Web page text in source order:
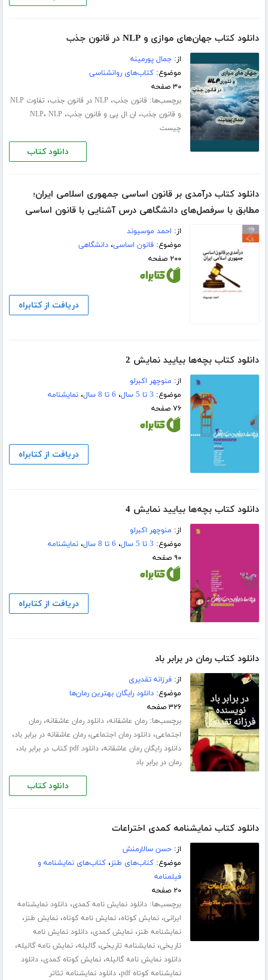
دانلود کتاب جهان‌های موازی و NLP در قانون جذب
از:جمال پورمینه
موضوع:کتاب‌های روانشناسی
۳۰ صفحه
برچسب‌ها: قانون جذب، NLP در قانون جذب ،
تفاوت NLP
و قانون جذب، ان ال پی و قانون جذب، NLP، NLP
چیست
دانلود کتاب
دانلود کتاب درآمدی بر قانون اساسی جمهوری اسلامی ایران؛
مطابق با سرفصل‌های دانشگاهی درس آشنایی با قانون اساسی
از: احمد موسیوند
موضوع:قانون اساسی،دانشگاهی
۲۰۰ صفحه
دریافت از کتابراه
دانلود کتاب بچه‌ها بیایید نمایش 2
از: منوچهر اکبرلو
موضوع: 3 تا 5 سال ، 6 تا 8 سال ،نمایشنامه
۷۶ صفحه
دریافت از کتابراه
دانلود کتاب بچه‌ها بیایید نمایش 4
از: منوچهر اکبرلو
موضوع: 3 تا 5 سال ، 6 تا 8 سال ،نمایشنامه
۹۰ صفحه
دریافت از کتابراه
دانلود کتاب رمان در برابر باد
از:فرزانه تقدیری
موضوع:دانلود رایگان بهترین رمان‌ها
۳۲۶ صفحه
برچسب‌ها:رمان عاشقانه،دانلود رمان عاشقانه،رمان
اجتماعی،دانلود رمان اجتماعی،رمان عاشقانه در برابر باد،
دانلود رایگان رمان عاشقانه،دانلود pdf کتاب در برابر باد ،
رمان در برابر باد
دانلود کتاب
دانلود کتاب نمایشنامه کمدی اختراعات
از:حسن سالارمنش
موضوع:کتاب‌های طنز،کتاب‌های نمایشنامه و
فیلمنامه
۲۰ صفحه
برچسب‌ها:دانلود نمایش نامه کمدی،دانلود نمایشنامه
ایرانی،نمایش کوتاه،نمایش نامه کوتاه،نمایش طنز،
نمایشنامه طنز،نمایش کمدی،دانلود نمایش نامه
تاریخی،نمایشنامه تاریخی،گالیله،نمایش نامه گالیله،
دانلود نمایش نامه گالیله،نمایش کوتاه کمدی،دانلود
نمایشنامه کوتاه pdf
،دانلود نمایشنامه تئاتر